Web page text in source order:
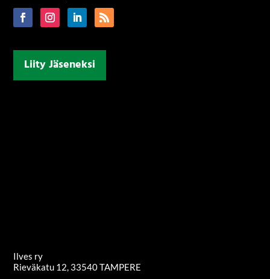
Liity Jäseneksi
Ilves ry
Rieväkatu 12, 33540 TAMPERE